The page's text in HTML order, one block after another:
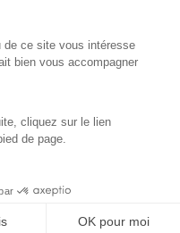
de ce site vous intéresse
bien vous accompagner
cliquez sur le lien
de page.
OK pour moi